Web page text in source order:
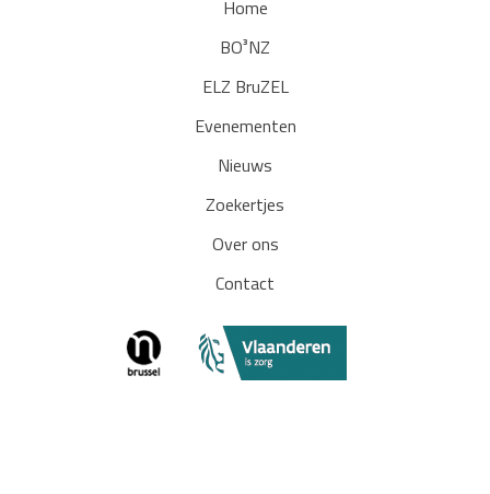
Home
BO³NZ
ELZ BruZEL
Evenementen
Nieuws
Zoekertjes
Over ons
Contact